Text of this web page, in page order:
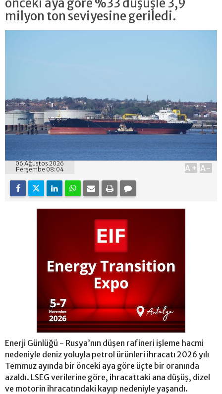
önceki aya göre %33 düşüşle 3,9
milyon ton seviyesine geriledi.
06 Ağustos 2026
Perşembe 08:04
A+ A-
Enerji Günlüğü - Rusya’nın düşen rafineri işleme hacmi
nedeniyle deniz yoluyla petrol ürünleri ihracatı 2026 yılı
Temmuz ayında bir önceki aya göre üçte bir oranında
azaldı. LSEG verilerine göre, ihracattaki ana düşüş, dizel
ve motorin ihracatındaki kayıp nedeniyle yaşandı.